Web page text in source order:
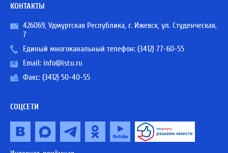
КОНТАКТЫ
426069, Удмуртская Республика, г. Ижевск, ул. Студенческая,
7
Единый многоканальный телефон: (3412) 77-60-55
Email: info@istu.ru
Факс: (3412) 50-40-55
СОЦСЕТИ